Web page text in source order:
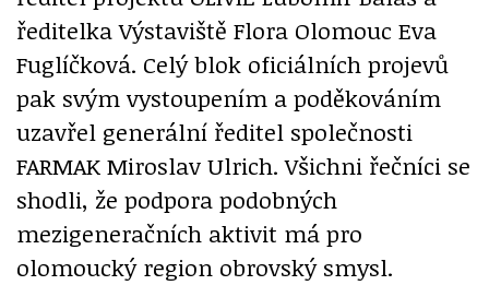
ředitelka Výstaviště Flora Olomouc Eva
Fuglíčková. Celý blok oficiálních projevů
pak svým vystoupením a poděkováním
uzavřel generální ředitel společnosti
FARMAK Miroslav Ulrich. Všichni řečníci se
shodli, že podpora podobných
mezigeneračních aktivit má pro
olomoucký region obrovský smysl.